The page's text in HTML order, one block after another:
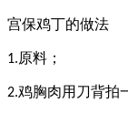
宫保鸡丁的做法
1.原料；
2.鸡胸肉用刀背拍